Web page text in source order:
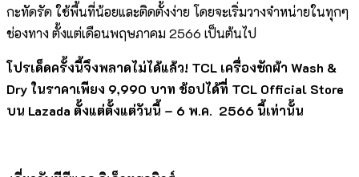
กะทัดรัด ใช้พื้นที่น้อยและติดตั้งง่าย โดยจะเริ่มวางจำหน่ายในทุกๆ
ช่องทาง ตั้งแต่เดือนพฤษภาคม 2566 เป็นต้นไป
โปรเด็ดครั้งนี้จึงพลาดไม่ได้แล้ว! TCL เครื่องซักผ้า Wash &
Dry ในราคาเพียง 9,990 บาท ช้อปได้ที่ TCL Official Store
บน Lazada ตั้งแต่ตั้งแต่วันนี้ – 6 พ.ค. 2566 นี้เท่านั้น